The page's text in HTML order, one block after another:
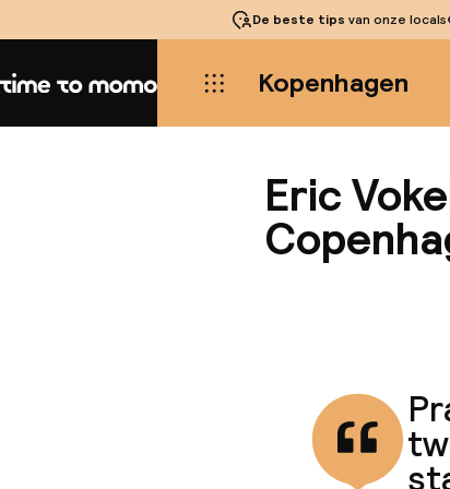
De beste tips van onze locals
Home Kopenhagen
Eric